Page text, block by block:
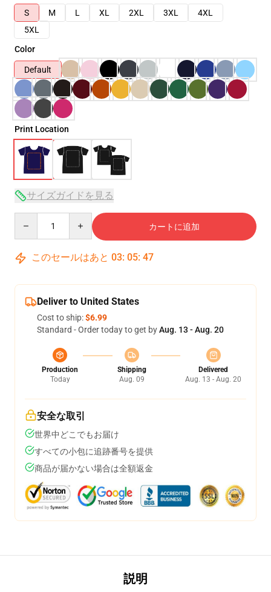
S
M L XL 2XL 3XL
4XL
5XL
Color
Default
Print Location
サイズガイドを見る
カートに追加
このセールはあと 03: 05: 47
Deliver to United States
Cost to ship:$6.99
Standard - Order today to get byAug. 13 - Aug. 20
Production
Today
Shipping
Aug. 09
Delivered
Aug. 13 - Aug. 20
安全な取引
世界中どこでもお届け
すべての小包に追跡番号を提供
商品が届かない場合は全額返金
説明